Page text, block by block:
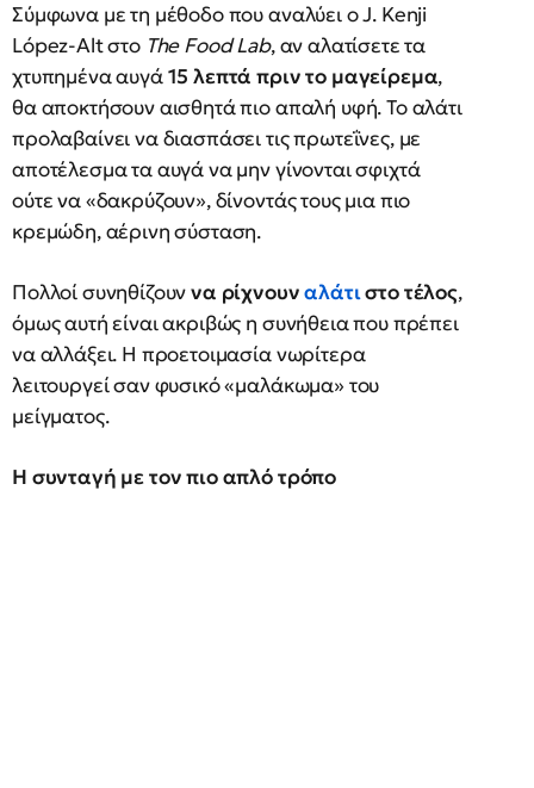
Σύμφωνα με τη μέθοδο που αναλύει ο J. Kenji
López-Alt στο The Food Lab, αν αλατίσετε τα
χτυπημένα αυγά15 λεπτά πριν το μαγείρεμα,
θα αποκτήσουν αισθητά πιο απαλή υφή. Το αλάτι
προλαβαίνει να διασπάσει τις πρωτεΐνες, με
αποτέλεσμα τα αυγά να μην γίνονται σφιχτά
ούτε να «δακρύζουν», δίνοντάς τους μια πιο
κρεμώδη, αέρινη σύσταση.
Πολλοί συνηθίζουννα ρίχνουναλάτιστο τέλος,
όμως αυτή είναι ακριβώς η συνήθεια που πρέπει
να αλλάξει. Η προετοιμασία νωρίτερα
λειτουργεί σαν φυσικό «μαλάκωμα» του
μείγματος.
Η συνταγή με τον πιο απλό τρόπο